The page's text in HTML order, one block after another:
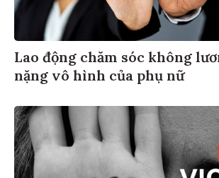
Lao động chăm sóc không
nặng vô hình của phụ nữ